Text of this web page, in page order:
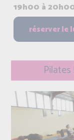
19h00 à